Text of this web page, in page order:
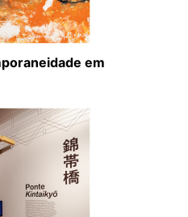
em